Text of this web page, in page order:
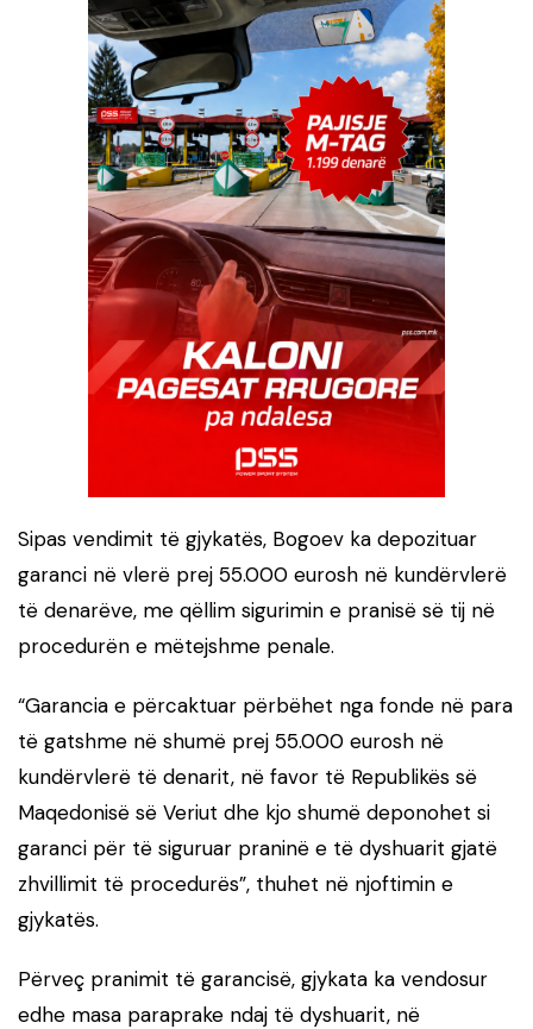
Sipas vendimit të gjykatës, Bogoev ka depozituar
garanci në vlerë prej 55.000 eurosh në kundërvlerë
të denarëve, me qëllim sigurimin e pranisë së tij në
procedurën e mëtejshme penale.
“Garancia e përcaktuar përbëhet nga fonde në para
të gatshme në shumë prej 55.000 eurosh në
kundërvlerë të denarit, në favor të Republikës së
Maqedonisë së Veriut dhe kjo shumë deponohet si
garanci për të siguruar praninë e të dyshuarit gjatë
zhvillimit të procedurës”, thuhet në njoftimin e
gjykatës.
Përveç pranimit të garancisë, gjykata ka vendosur
edhe masa paraprake ndaj të dyshuarit, në